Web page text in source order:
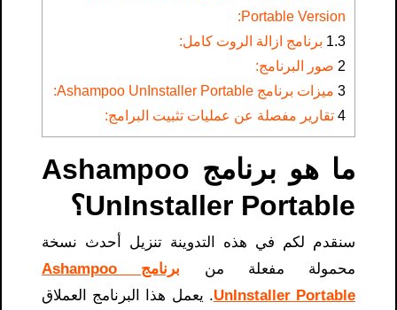
Portable Version:
1.3 برنامج ازالة الروت كامل:
2 صور البرنامج:
3 ميزات برنامج Ashampoo UnInstaller Portable:
4 تقارير مفصلة عن عمليات تثبيت البرامج:
ما هو
برنامج Ashampoo
UnInstaller Portable؟
سنقدم لكم في هذه التدوينة تنزيل أحدث نسخة
محمولة مفعلة من
برنامج Ashampoo
UnInstaller Portable. يعمل هذا البرنامج العملاق